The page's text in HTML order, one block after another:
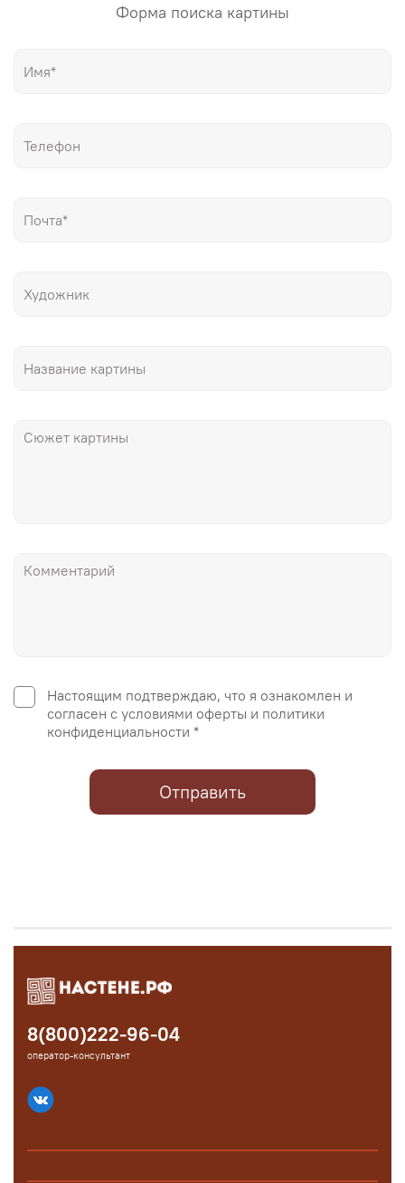
Форма поиска картины
Настоящим подтверждаю, что я ознакомлен и
согласен с условиями оферты и политики
конфиденциальности *
Отправить
8(800)222-96-04
оператор-консультант